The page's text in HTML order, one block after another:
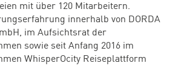
mit über 120 Mitarbeitern.
innerhalb von DORDA
im Aufsichtsrat der
sowie seit Anfang 2016 im
WhisperOcity Reiseplattform